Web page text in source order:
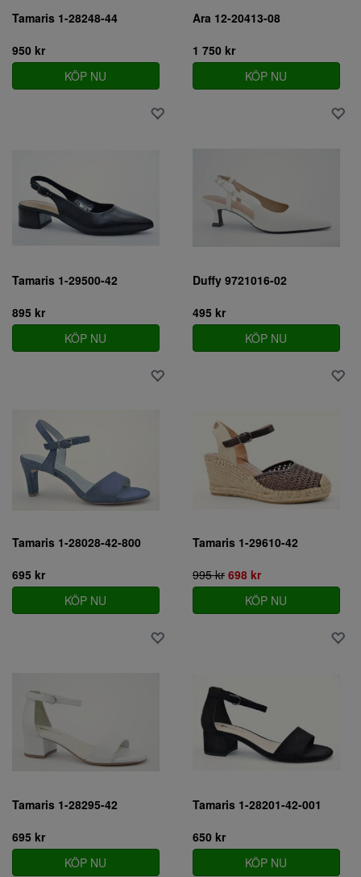
Tamaris 1-28248-44
950 kr
KÖP NU
Ara 12-20413-08
1 750 kr
KÖP NU
Tamaris 1-29500-42
895 kr
KÖP NU
Duffy 9721016-02
495 kr
KÖP NU
Tamaris 1-28028-42-800
695 kr
KÖP NU
Tamaris 1-29610-42
995 kr 698 kr
KÖP NU
Tamaris 1-28295-42
695 kr
KÖP NU
Tamaris 1-28201-42-001
650 kr
KÖP NU